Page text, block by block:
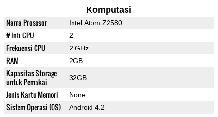
Komputasi
Nama Prosesor Intel Atom Z2580
# Inti CPU 2
Frekuensi CPU 2 GHz
RAM 2GB
Kapasitas Storage
untuk Pemakai
32GB
Jenis Kartu Memori None
Sistem Operasi (OS) Android 4.2